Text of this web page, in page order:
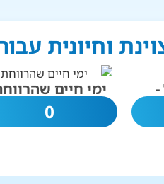
וחיונית
- ימי חיים
0